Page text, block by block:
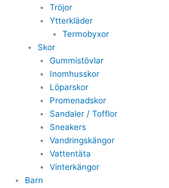
Tröjor
Ytterkläder
Termobyxor
Skor
Gummistövlar
Inomhusskor
Löparskor
Promenadskor
Sandaler / Tofflor
Sneakers
Vandringskängor
Vattentäta
Vinterkängor
Barn